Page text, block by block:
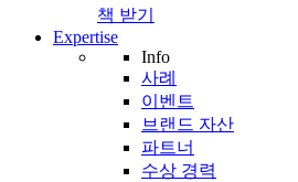
책 받기
Expertise
Info
사례
이벤트
브랜드 자산
파트너
수상 경력